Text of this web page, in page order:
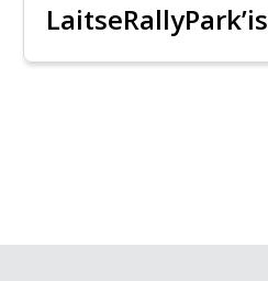
LaitseRallyPark’is